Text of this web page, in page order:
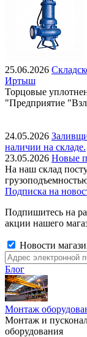
25.06.2026
Иртыш
Торцовые
"Предприятие
24.05.2026
наличии на складе.
23.05.2026 Новые
На наш склад
Подписка на
Подпишитесь на
акции нашего
Новости
Блог
Монтаж
Монтаж и
оборудования